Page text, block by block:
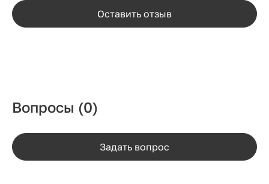
Оставить отзыв
Вопросы (0)
Задать вопрос